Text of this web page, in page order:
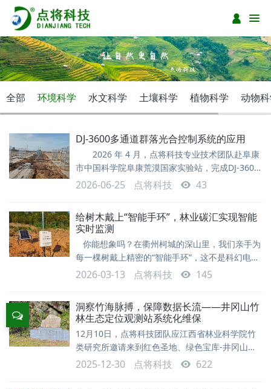
全部 环境科学 水文科学 土壤科学 植物科学 动物
DJ-3600多通道群落光合控制系统的应用
2026 年 4 月，点将科技专业技术团队赴阜康
市中国科学院阜康荒漠国家实验站，完成DJ-3600
多通道群落光合控制系统成套设备安装调试。整套
系统由多通道气路切换主机、全自动开顶箱、土壤
集分析软件协同组成，可获取植被冠层群体尺度光
合速率、蒸腾速率、生态碳汇等核心观测数据，是
农田节水灌溉、作物生理研究
2026-06-25 点将科技 43
给树木戴上“智能手环”，林业碳汇实现智能
实时监测
你能想象吗？在衢州柯城的深山里，我们亲手为
每一棵树戴上精密的“智能手环”，这不是科幻电
影，而是点将科技交付的一批林业碳汇智能监测系
统正在真实上演的场景。 在柯城区的山林深处，
佩戴的智能传感环、林间探向天空的监测探头、地
下感知微生物活动的传感器，将树木生长的细微变
化、土壤呼吸节律乃至冠层光合作用，实时转化
2026-03-13 点将科技 145
洞察竹海脉搏，保障数据长流——井冈山竹
林生态定位观测站系统化维保
12月10日，点将科技团队应江西省林业科学院竹
类研究所邀请来到红色圣地、绿色宝库-井冈山，
对这里安装的竹林生态观测系统做了全面检查和修
复。该系统用于监测竹林土壤蒸渗、林下穿透雨、
2025-12-30 点将科技 622